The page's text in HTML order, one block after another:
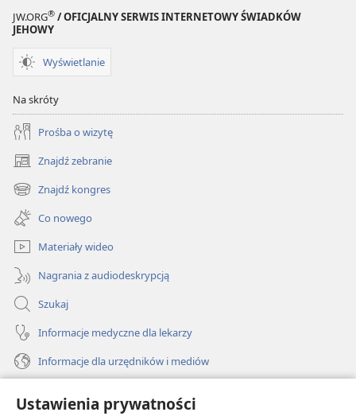
Ustawienia prywatności
JW.ORG® / OFICJALNY SERWIS INTERNETOWY ŚWIADKÓW
JEHOWY
Wyświetlanie
Na skróty
Prośba o wizytę
Znajdź zebranie
(opens
new
window)
Znajdź kongres
(opens
new
window)
Co nowego
Materiały wideo
Nagrania z audiodeskrypcją
Szukaj
Informacje medyczne dla lekarzy
Informacje dla urzędników i mediów